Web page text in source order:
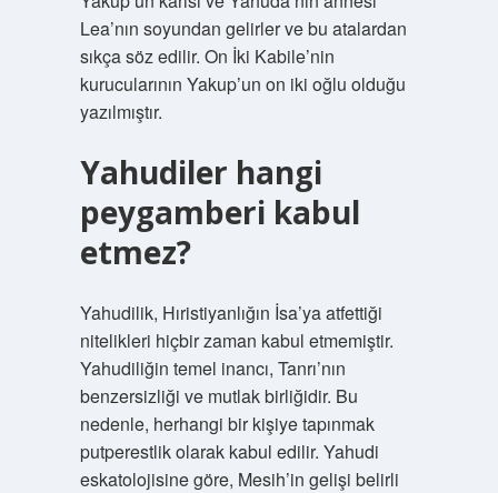
Lea’nın soyundan gelirler ve bu atalardan
sıkça söz edilir. On İki Kabile’nin
kurucularının Yakup’un on iki oğlu olduğu
yazılmıştır.
Yahudiler hangi
peygamberi kabul
etmez?
Yahudilik, Hıristiyanlığın İsa’ya atfettiği
nitelikleri hiçbir zaman kabul etmemiştir.
Yahudiliğin temel inancı, Tanrı’nın
benzersizliği ve mutlak birliğidir. Bu
nedenle, herhangi bir kişiye tapınmak
putperestlik olarak kabul edilir. Yahudi
eskatolojisine göre, Mesih’in gelişi belirli